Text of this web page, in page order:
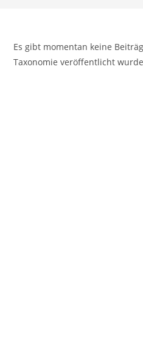
Es gibt momentan keine
Taxonomie veröffentlicht